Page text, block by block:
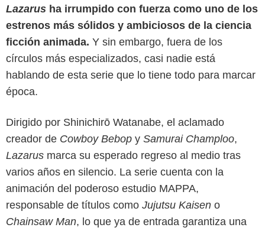
Lazarus ha irrumpido con fuerza como uno de los
estrenos más sólidos y ambiciosos de la ciencia
ficción animada. Y sin embargo, fuera de los
círculos más especializados, casi nadie está
hablando de esta serie que lo tiene todo para marcar
época.
Dirigido por Shinichirō Watanabe, el aclamado
creador de Cowboy Bebop y Samurai Champloo,
Lazarus marca su esperado regreso al medio tras
varios años en silencio. La serie cuenta con la
animación del poderoso estudio MAPPA,
responsable de títulos como Jujutsu Kaisen o
Chainsaw Man, lo que ya de entrada garantiza una